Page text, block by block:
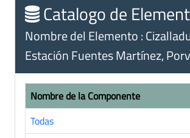
Catalogo de
Nombre del Elemento :
Estación Fuentes Martínez,
Nombre de la Componente
Todas